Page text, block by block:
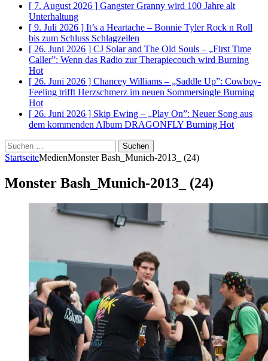
[ 7. August 2026 ] Gangster Granny wird 100 Jahre alt
Unterhaltung
[ 9. Juli 2026 ] It’s a Heartache – Bonnie Tyler Rock n Roll
bis zum Schluss Schlagzeilen
[ 26. Juni 2026 ] CJ Solar and The Old Souls – „First Time
Caller”: Wenn das Radio zur Therapiecouch wird Burning
Hot
[ 26. Juni 2026 ] Chancey Williams – „Saddle Up”: Cowboy-
Feeling trifft Herzschmerz im neuen Sommersingle Burning
Hot
[ 26. Juni 2026 ] Skip Ewing – „Play On”: Neuer Song aus
dem kommenden Album DRAGONFLY Burning Hot
Suchen
nach:
StartseiteMedienMonster Bash_Munich-2013_ (24)
Monster Bash_Munich-2013_ (24)